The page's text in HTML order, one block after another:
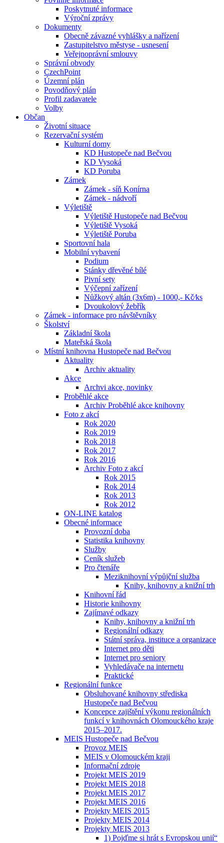
Poskytnuté informace
Výroční zprávy
Dokumenty
Obecně závazné vyhlášky a nařízení
Zastupitelstvo městyse - usnesení
Veřejnoprávní smlouvy
Správní obvody
CzechPoint
Územní plán
Povodňový plán
Profil zadavatele
Volby
Občan
Životní situace
Rezervační systém
Kulturní domy
KD Hustopeče nad Bečvou
KD Vysoká
KD Poruba
Zámek
Zámek - síň Konírna
Zámek - nádvoří
Výletiště
Výletiště Hustopeče nad Bečvou
Výletiště Vysoká
Výletiště Poruba
Sportovní hala
Mobilní vybavení
Podium
Stánky dřevěné bílé
Pivní sety
Výčepní zařízení
Nůžkový altán (3x6m) - 1000,- Kč⁄ks
Dvoukolový žebřík
Zámek - informace pro návštěvníky
Školství
Základní škola
Mateřská škola
Místní knihovna Hustopeče nad Bečvou
Aktuality
Archiv aktuality
Akce
Archvi akce, novinky
Proběhlé akce
Archiv Proběhlé akce knihovny
Foto z akcí
Rok 2020
Rok 2019
Rok 2018
Rok 2017
Rok 2016
Archiv Foto z akcí
Rok 2015
Rok 2014
Rok 2013
Rok 2012
ON-LINE katalog
Obecné informace
Provozní doba
Statistika knihovny
Služby
Ceník služeb
Pro čtenáře
Meziknihovní výpůjční služba
Knihy, knihovny a knižní trh
Knihovní řád
Historie knihovny
Zajímavé odkazy
Knihy, knihovny a knižní trh
Regionální odkazy
Státní správa, instituce a organizace
Internet pro děti
Internet pro seniory
Vyhledávače na internetu
Praktické
Regionální funkce
Obsluhované knihovny střediska
Hustopeče nad Bečvou
Koncepce zajištění výkonu regionálních
funkcí v knihovnách Olomouckého kraje
2015–2017.
MEIS Hustopeče nad Bečvou
Provoz MEIS
MEIS v Olomouckém kraji
Informační zdroje
Projekt MEIS 2019
Projekt MEIS 2018
Projekt MEIS 2017
Projekt MEIS 2016
Projekty MEIS 2015
Projekty MEIS 2014
Projekty MEIS 2013
1) Pojďme si hrát s Evropskou unií“